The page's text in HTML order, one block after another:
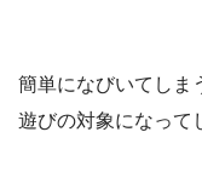
簡単になびいてしま
遊びの対象になって